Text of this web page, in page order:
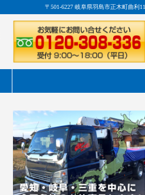
〒501-6227 岐阜県羽島市正木町曲利11